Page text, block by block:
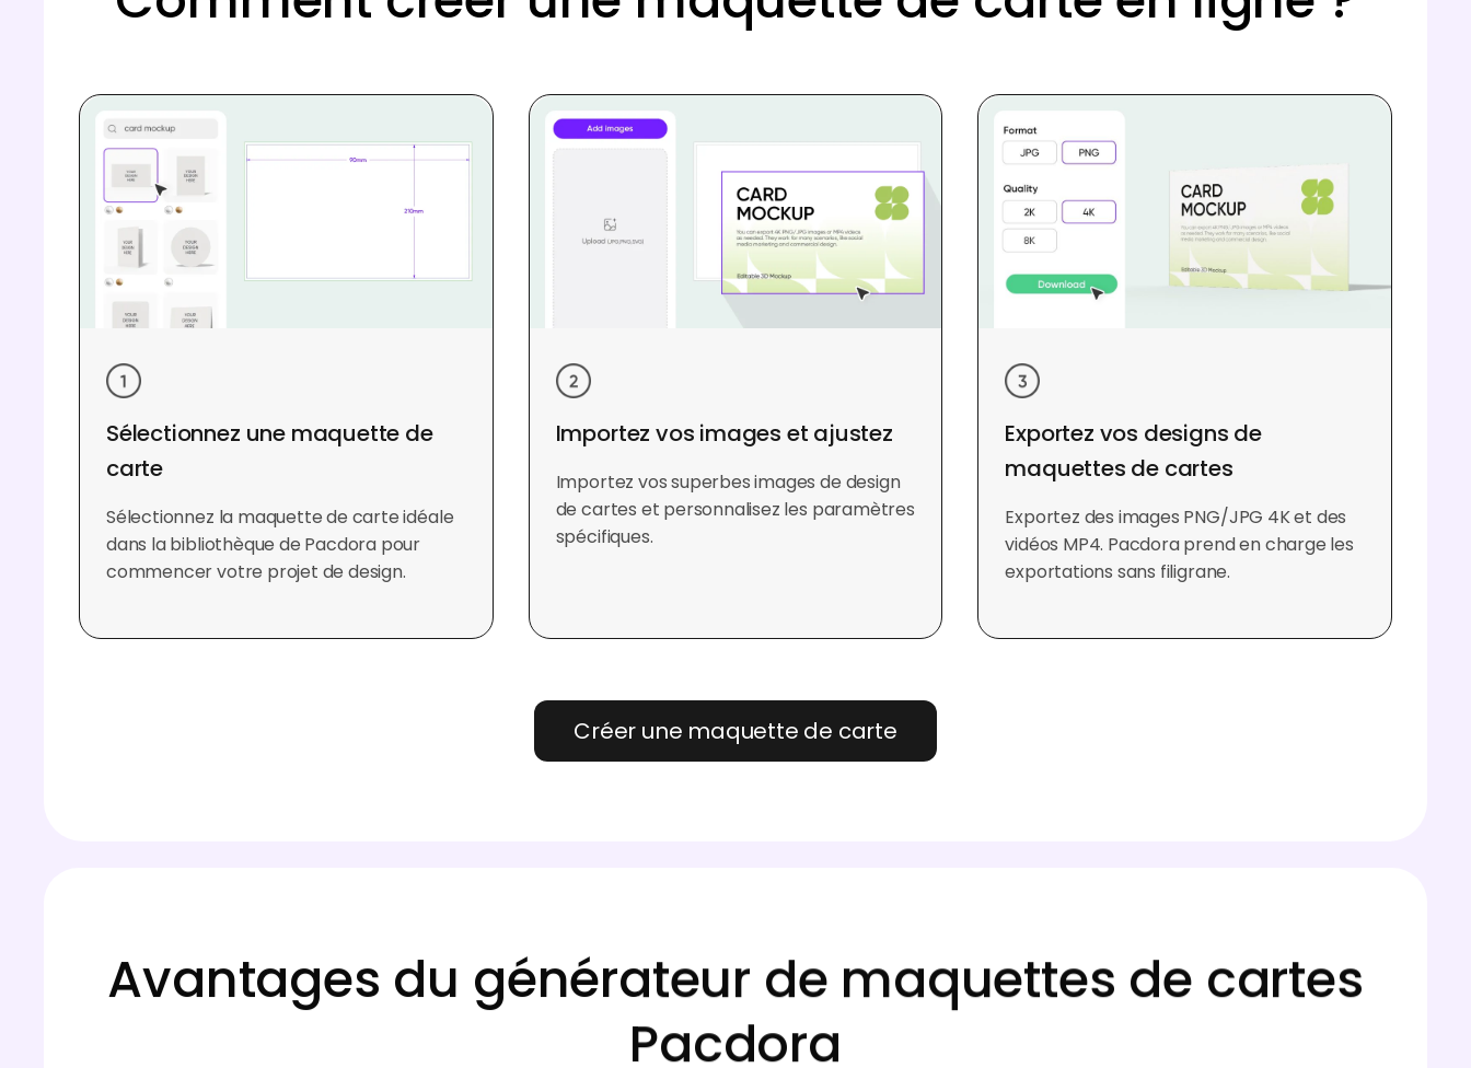
Sélectionnez une maquette de
carte
Sélectionnez la maquette de carte idéale
dans la bibliothèque de Pacdora pour
commencer votre projet de design.
Importez vos images et ajustez
Importez vos superbes images de design
de cartes et personnalisez les paramètres
spécifiques.
Exportez vos designs de
maquettes de cartes
Exportez des images PNG/JPG 4K et des
vidéos MP4. Pacdora prend en charge les
exportations sans filigrane.
Créer une maquette de carte
Avantages du générateur de maquettes de cartes
Pacdora